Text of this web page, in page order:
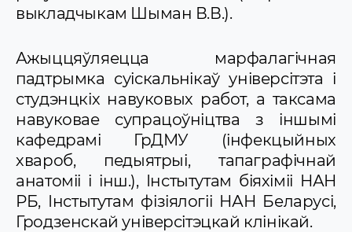
выкладчыкам Шыман В.В.).
Ажыццяўляецца марфалагічная
падтрымка суіскальнікаў універсітэта і
студэнцкіх навуковых работ, а таксама
навуковае супрацоўніцтва з іншымі
кафедрамі ГрДМУ (інфекцыйных
хвароб, педыятрыі, тапаграфічнай
анатоміі і інш.), Інстытутам біяхіміі НАН
РБ, Інстытутам фізіялогіі НАН Беларусі,
Гродзенскай універсітэцкай клінікай.